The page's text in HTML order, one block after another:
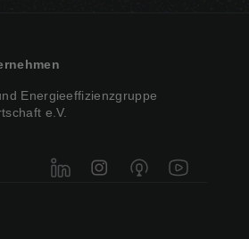
Energieeffizienzgruppe
e.V.
YouTube
Podigee
Instagram
LinkedIn